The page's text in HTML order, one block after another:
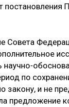
Совета
научно-
по
и не
предложение